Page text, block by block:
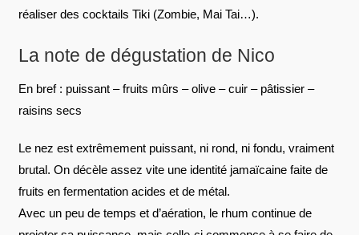
réaliser des cocktails Tiki (Zombie, Mai Tai…).
La note de dégustation de Nico
En bref : puissant – fruits mûrs – olive – cuir – pâtissier –
raisins secs
Le nez est extrêmement puissant, ni rond, ni fondu, vraiment
brutal. On décèle assez vite une identité jamaïcaine faite de
fruits en fermentation acides et de métal.
Avec un peu de temps et d’aération, le rhum continue de